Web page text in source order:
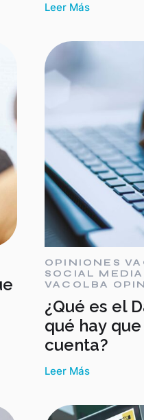
Leer Más
OPINIONES
SOCIAL MEDIA
VACOLBA
¿Qué es el
qué hay
cuenta?
Leer Más